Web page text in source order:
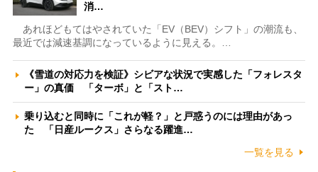
消…
あれほどもてはやされていた「EV（BEV）シフト」の潮流も、
最近では減速基調になっているように見える。…
《雪道の対応力を検証》シビアな状況で実感した「フォレスタ
ー」の真価 「ターボ」と「スト…
乗り込むと同時に「これが軽？」と戸惑うのには理由があっ
た 「日産ルークス」さらなる躍進…
一覧を見る